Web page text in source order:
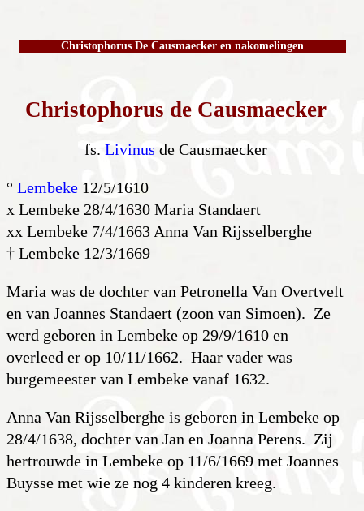
Christophorus De Causmaecker en nakomelingen
Christophorus de Causmaecker
fs.Livinus de Causmaecker
° Lembeke 12/5/1610
x Lembeke 28/4/1630 Maria Standaert
xx Lembeke 7/4/1663 Anna Van Rijsselberghe
† Lembeke 12/3/1669
Maria was de dochter van Petronella Van Overtvelt
en van Joannes Standaert (zoon van Simoen). Ze
werd geboren in Lembeke op 29/9/1610 en
overleed er op 10/11/1662. Haar vader was
burgemeester van Lembeke vanaf 1632.
Anna Van Rijsselberghe is geboren in Lembeke op
28/4/1638, dochter van Jan en Joanna Perens. Zij
hertrouwde in Lembeke op 11/6/1669 met Joannes
Buysse met wie ze nog 4 kinderen kreeg.